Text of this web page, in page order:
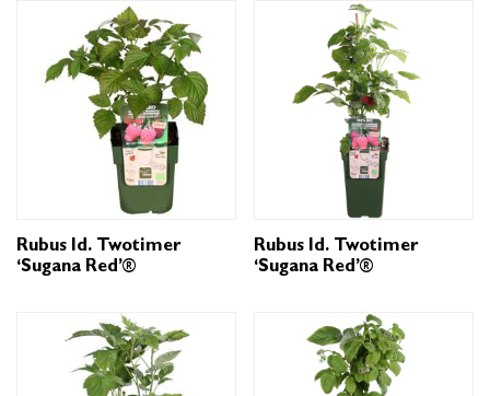
Rubus Id. Twotimer
‘Sugana Red’®
Rubus Id. Twotimer
‘Sugana Red’®